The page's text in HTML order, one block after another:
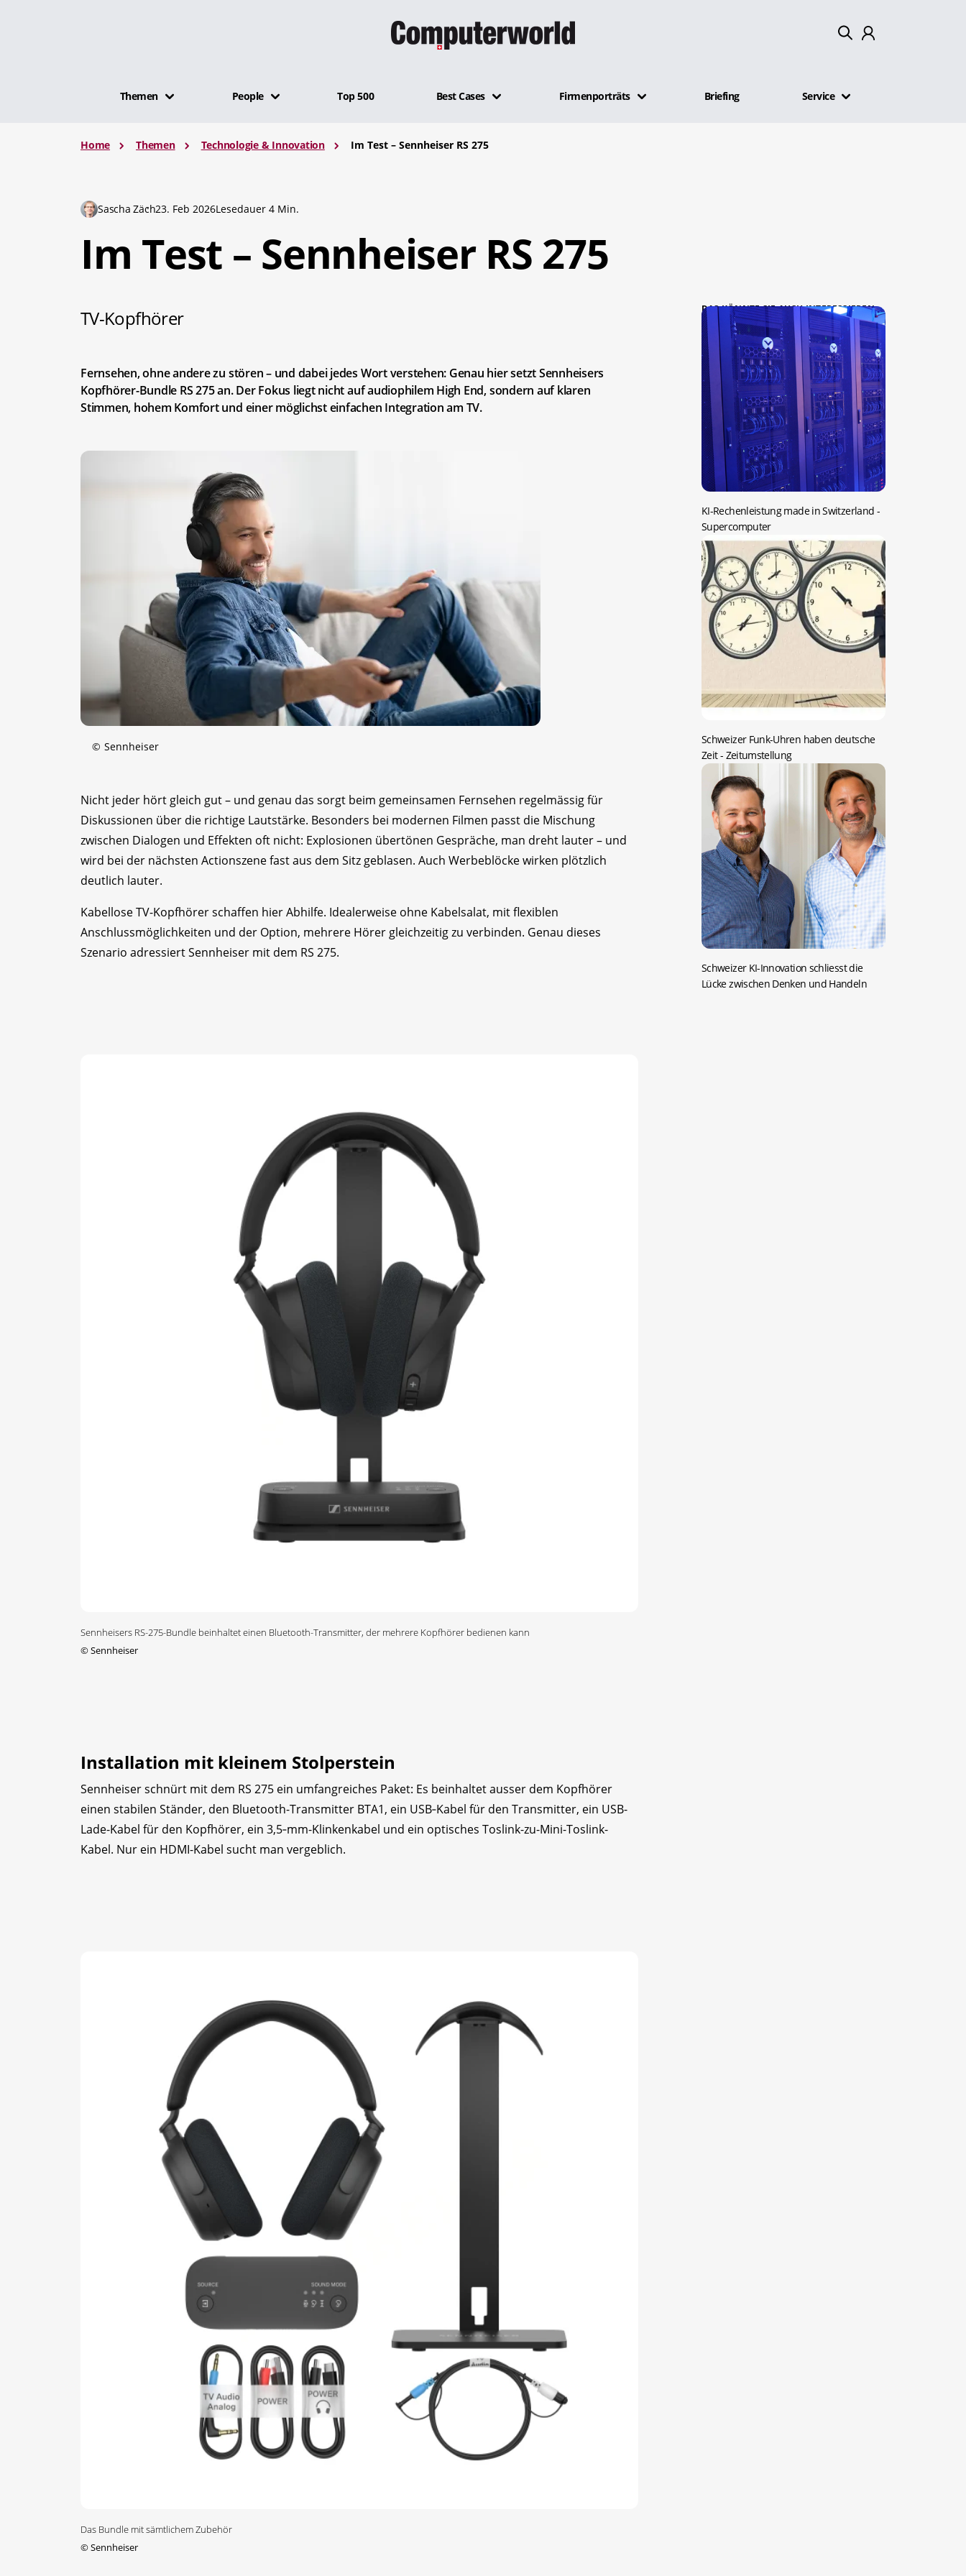
Themen People Top 500 Best Cases Firmenporträts Briefing Service
Home Themen Technologie & Innovation Im Test – Sennheiser RS 275
Sascha Zäch23. Feb 2026Lesedauer 4 Min.
Im Test – Sennheiser RS 275
TV-Kopfhörer
Fernsehen, ohne andere zu stören – und dabei jedes Wort verstehen: Genau hier setzt Sennheisers
Kopfhörer-Bundle RS 275 an. Der Fokus liegt nicht auf audiophilem High End, sondern auf klaren
Stimmen, hohem Komfort und einer möglichst einfachen Integration am TV.
© Sennheiser
Nicht jeder hört gleich gut – und genau das sorgt beim gemeinsamen Fernsehen regelmässig für
Diskussionen über die richtige Lautstärke. Besonders bei modernen Filmen passt die Mischung
zwischen Dialogen und Effekten oft nicht: Explosionen übertönen Gespräche, man dreht lauter – und
wird bei der nächsten Actionszene fast aus dem Sitz geblasen. Auch Werbeblöcke wirken plötzlich
deutlich lauter.
Kabellose TV-Kopfhörer schaffen hier Abhilfe. Idealerweise ohne Kabelsalat, mit flexiblen
Anschlussmöglichkeiten und der Option, mehrere Hörer gleichzeitig zu verbinden. Genau dieses
Szenario adressiert Sennheiser mit dem RS 275.
Sennheisers RS-275-Bundle beinhaltet einen Bluetooth-Transmitter, der mehrere Kopfhörer bedienen kann
©Sennheiser
Installation mit kleinem Stolperstein
Sennheiser schnürt mit dem RS 275 ein umfangreiches Paket: Es beinhaltet ausser dem Kopfhörer
einen stabilen Ständer, den Bluetooth-Transmitter BTA1, ein USB‑Kabel für den Transmitter, ein USB-
Lade-Kabel für den Kopfhörer, ein 3,5‑mm-Klinkenkabel und ein optisches Toslink-zu-Mini-Toslink-
Kabel. Nur ein HDMI-Kabel sucht man vergeblich.
Das Bundle mit sämtlichem Zubehör
©Sennheiser
DAS KÖNNTE SIE AUCH INTERESSIEREN:
KI-Rechenleistung made in Switzerland -
Supercomputer
Schweizer Funk-Uhren haben deutsche
Zeit- Zeitumstellung
Schweizer KI-Innovation schliesst die
Lücke zwischen Denken und Handeln